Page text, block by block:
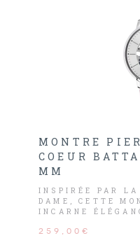
MONTRE
COEUR
MM
INSPIRÉE PAR LA
DAME, CETTE
INCARNE
259,00€